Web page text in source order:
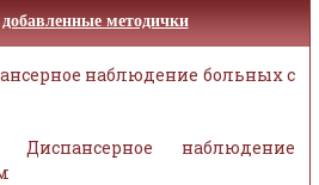
методички
наблюдение больных с
наблюдение